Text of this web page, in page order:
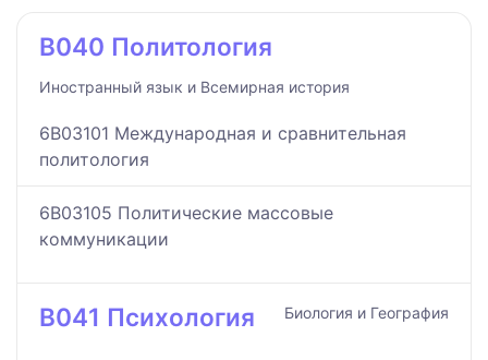
B040 Политология
Иностранный язык и Всемирная история
6B03101 Международная и сравнительная
политология
6B03105 Политические массовые
коммуникации
B041 Психология Биология и География